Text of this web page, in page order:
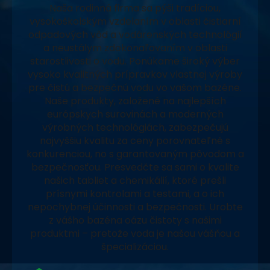
Naša rodinná firma sa pýši tradíciou,
vysokoškolským vzdelaním v oblasti čistiarní
odpadových vôd a vodárenských technológií
a neustálym zdokonaľovaním v oblasti
starostlivosti o vodu. Ponúkame široký výber
vysoko kvalitných prípravkov vlastnej výroby
pre čistú a bezpečnú vodu vo vašom bazéne.
Naše produkty, založené na najlepších
európskych surovinách a moderných
výrobných technológiách, zabezpečujú
najvyššiu kvalitu za ceny porovnateľné s
konkurenciou, no s garantovaným pôvodom a
bezpečnosťou. Presvedčte sa sami o kvalite
našich tabliet a chemikálií, ktoré prešli
prísnymi kontrolami a testami, a o ich
nepochybnej účinnosti a bezpečnosti. Urobte
z vášho bazéna oázu čistoty s našimi
produktmi – pretože voda je našou vášňou a
špecializáciou.